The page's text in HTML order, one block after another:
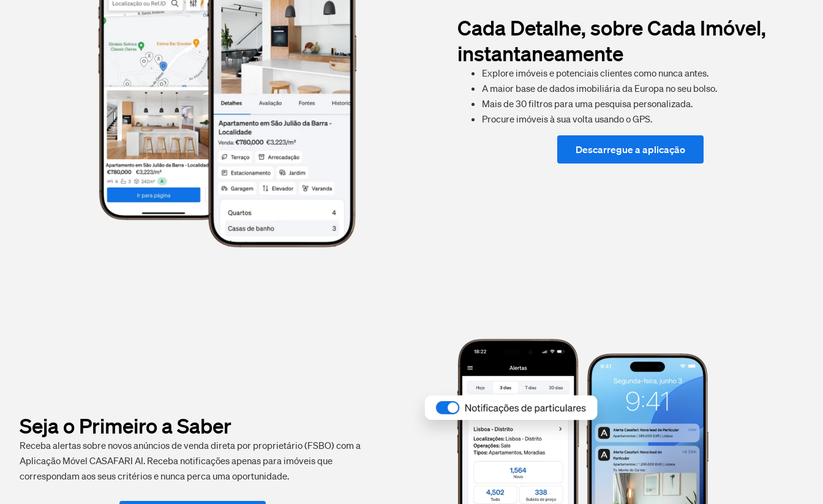
Cada Detalhe, sobre Cada Imóvel,
instantaneamente
Explore imóveis e potenciais clientes como nunca antes.
A maior base de dados imobiliária da Europa no seu bolso.
Mais de 30 filtros para uma pesquisa personalizada.
Procure imóveis à sua volta usando o GPS.
Descarregue a aplicação
Seja o Primeiro a Saber
Receba alertas sobre novos anúncios de venda direta por proprietário (FSBO) com a
Aplicação Móvel CASAFARI AI. Receba notificações apenas para imóveis que
correspondam aos seus critérios e nunca perca uma oportunidade.